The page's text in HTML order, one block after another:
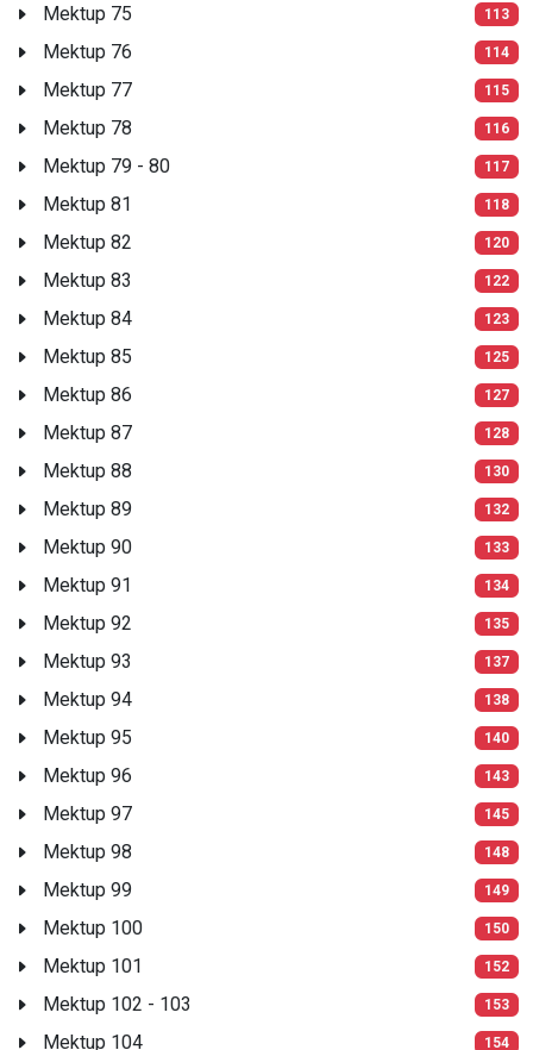
Mektup 75 113
Mektup 76 114
Mektup 77 115
Mektup 78 116
Mektup 79 - 80 117
Mektup 81 118
Mektup 82 120
Mektup 83 122
Mektup 84 123
Mektup 85 125
Mektup 86 127
Mektup 87 128
Mektup 88 130
Mektup 89 132
Mektup 90 133
Mektup 91 134
Mektup 92 135
Mektup 93 137
Mektup 94 138
Mektup 95 140
Mektup 96 143
Mektup 97 145
Mektup 98 148
Mektup 99 149
Mektup 100 150
Mektup 101 152
Mektup 102 - 103 153
Mektup 104 154